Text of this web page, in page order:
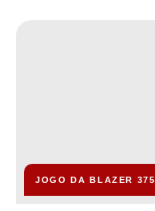
JOGO DA BLAZER 375